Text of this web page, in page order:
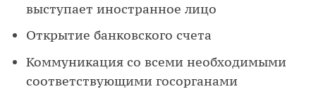
выступает иностранное лицо
Открытие банковского счета
Коммуникация со всеми необходимыми
соответствующими госорганами